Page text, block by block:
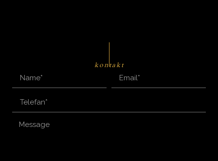
kontakt